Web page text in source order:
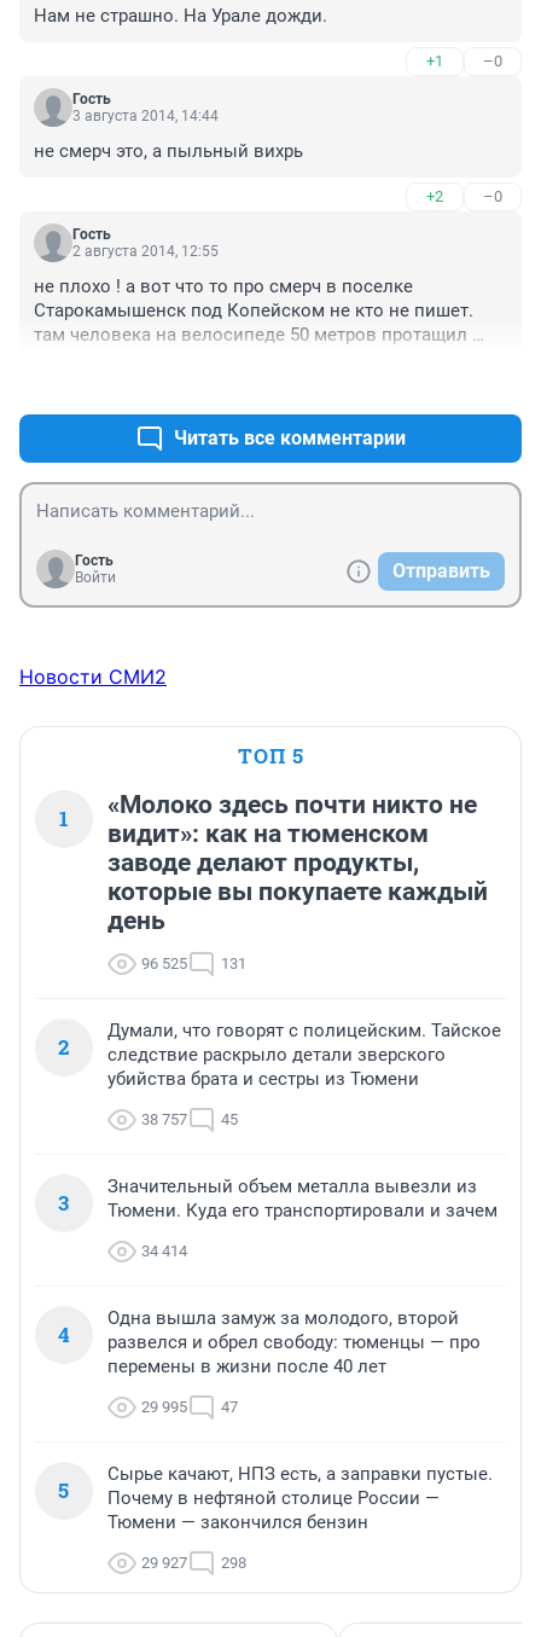
Нам не страшно. На Урале дожди.
+1 –0
Гость
3 августа 2014, 14:44
не смерч это, а пыльный вихрь
+2 –0
Гость
2 августа 2014, 12:55
не плохо ! а вот что то про смерч в поселке
Старокамышенск под Копейском не кто не пишет.
там человека на велосипеде 50 метров протащил
Читать все комментарии
Гость
Войти
Отправить
Новости СМИ2
ТОП 5
1
«Молоко здесь почти никто не
видит»: как на тюменском
заводе делают продукты,
которые вы покупаете каждый
день
96 525 131
2
Думали, что говорят с полицейским. Тайское
следствие раскрыло детали зверского
убийства брата и сестры из Тюмени
38 757 45
3
Значительный объем металла вывезли из
Тюмени. Куда его транспортировали и зачем
34 414
4
Одна вышла замуж за молодого, второй
развелся и обрел свободу: тюменцы — про
перемены в жизни после 40 лет
29 995 47
5
Сырье качают, НПЗ есть, а заправки пустые.
Почему в нефтяной столице России —
Тюмени — закончился бензин
29 927 298